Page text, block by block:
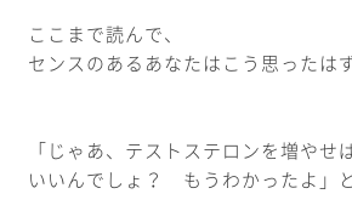
ここまで読んで、
センスのあるあなたはこう思ったは
「じゃあ、テストステロンを増やせ
いいんでしょ？ もうわかったよ」と